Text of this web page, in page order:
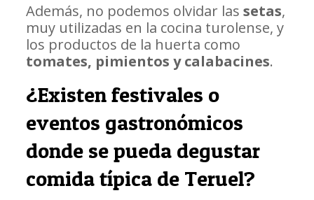
Además, no podemos olvidar las setas,
muy utilizadas en la cocina turolense, y
los productos de la huerta como
tomates, pimientos y calabacines.
¿Existen festivales o
eventos gastronómicos
donde se pueda degustar
comida típica de Teruel?